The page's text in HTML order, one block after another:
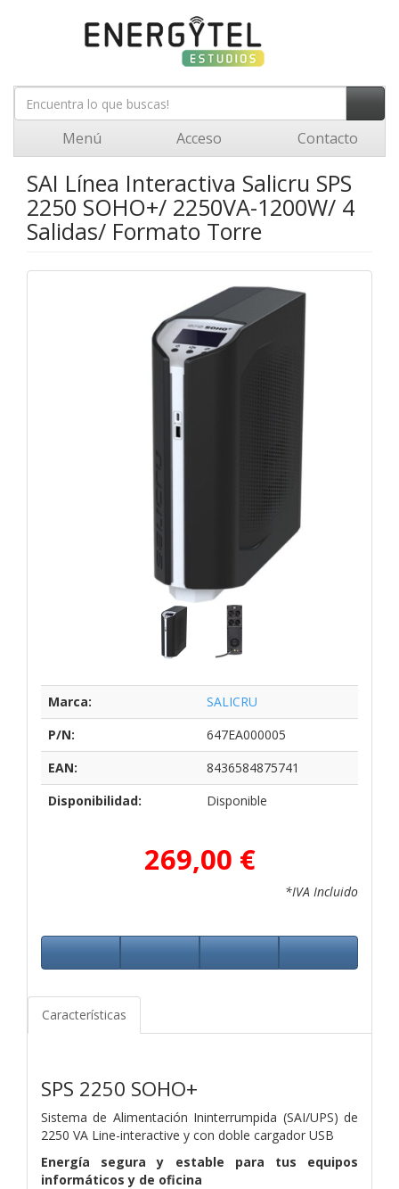
Menú Acceso Contacto
SAI Línea Interactiva Salicru SPS
2250 SOHO+/ 2250VA-1200W/ 4
Salidas/ Formato Torre
Marca:
SALICRU
P/N:
647EA000005
EAN:
8436584875741
Disponibilidad:
Disponible
269,00 €
*IVA Incluido
Características
SPS 2250 SOHO+
Sistema de Alimentación Ininterrumpida (SAI/UPS) de
2250 VA Line-interactive y con doble cargador USB
Energía segura y estable para tus equipos
informáticos y de oficina